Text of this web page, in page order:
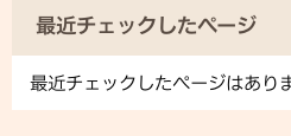
最近チェックしたページ
最近チェックしたページはあり